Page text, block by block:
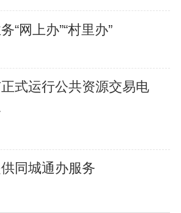
“网上办”“村里办”
式运行公共资源交易电
同城通办服务